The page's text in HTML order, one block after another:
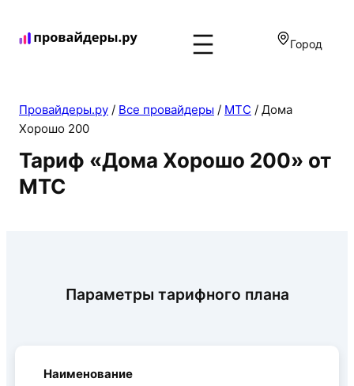
Город
Провайдеры.ру / Все провайдеры / МТС / Дома
Хорошо 200
Тариф «Дома Хорошо 200» от
МТС
Параметры тарифного плана
Наименование